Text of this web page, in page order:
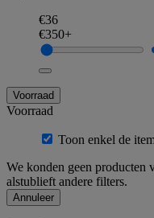
€36
€350+
Voorraad
Voorraad
Toon enkel de
We konden geen producten
alstublieft andere filters.
Annuleer